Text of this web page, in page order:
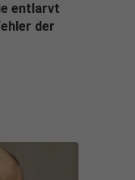
entlarvt
der